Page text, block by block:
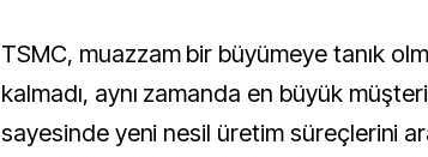
TSMC, muazzam bir büyümeye tanık olmakla
kalmadı, aynı zamanda en büyük
sayesinde yeni nesil üretim süreçlerini